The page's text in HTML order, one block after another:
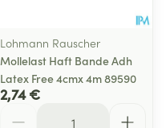
Lohmann Rauscher
Mollelast Haft Bande Adh
Latex Free 4cmx 4m 89590
2,74 €